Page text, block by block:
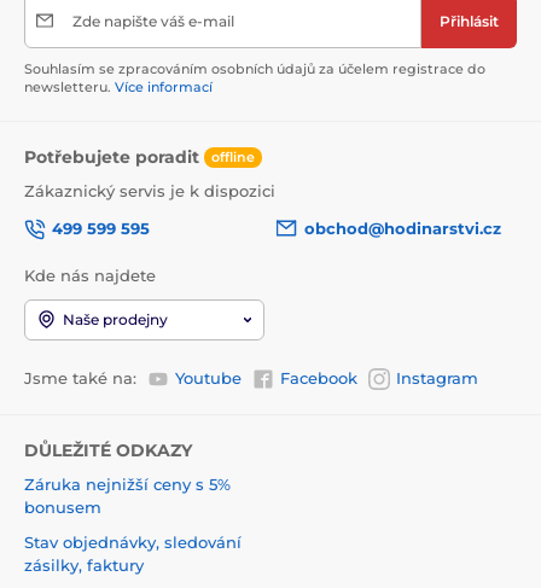
Zde napište váš e-mail Přihlásit
Souhlasím se zpracováním osobních údajů za účelem registrace do
newsletteru. Více informací
Potřebujete poradit offline
Zákaznický servis je k dispozici
499 599 595
obchod@hodinarstvi.cz
Kde nás najdete
Naše prodejny
Jsme také na: Youtube Facebook Instagram
DŮLEŽITÉ ODKAZY
Záruka nejnižší ceny s 5%
bonusem
Stav objednávky, sledování
zásilky, faktury